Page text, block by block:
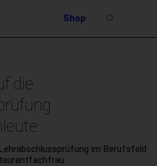
Shop
die
im Berufsfeld